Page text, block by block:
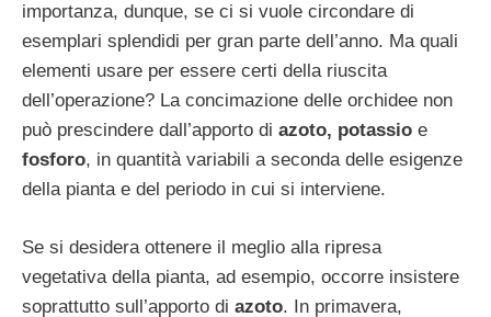
importanza, dunque, se ci si vuole circondare di
esemplari splendidi per gran parte dell’anno. Ma quali
elementi usare per essere certi della riuscita
dell’operazione? La concimazione delle orchidee non
può prescindere dall’apporto di azoto, potassio e
fosforo, in quantità variabili a seconda delle esigenze
della pianta e del periodo in cui si interviene.
Se si desidera ottenere il meglio alla ripresa
vegetativa della pianta, ad esempio, occorre insistere
soprattutto sull’apporto di azoto. In primavera,